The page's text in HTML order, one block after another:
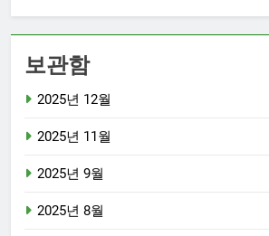
보관함
2025년 12월
2025년 11월
2025년 9월
2025년 8월